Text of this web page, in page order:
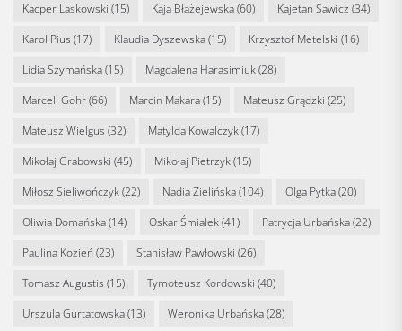
Kacper Laskowski (15) Kaja Błażejewska(60) Kajetan Sawicz (34)
Karol Pius (17) Klaudia Dyszewska(15) Krzysztof Metelski (16)
Lidia Szymańska(15) Magdalena Harasimiuk(28)
Marceli Gohr(66) Marcin Makara(15) Mateusz Grądzki (25)
Mateusz Wielgus (32) Matylda Kowalczyk(17)
Mikołaj Grabowski (45) Mikołaj Pietrzyk(15)
Miłosz Sieliwończyk(22) Nadia Zielińska(104) Olga Pytka(20)
Oliwia Domańska(14) Oskar Śmiałek(41) Patrycja Urbańska(22)
Paulina Kozień (23) Stanisław Pawłowski (26)
Tomasz Augustis (15) Tymoteusz Kordowski (40)
Urszula Gurtatowska(13) Weronika Urbańska(28)